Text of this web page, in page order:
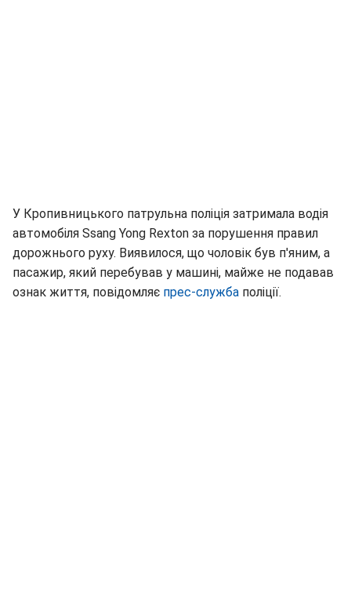
У Кропивницького патрульна поліція затримала водія
автомобіля Ssang Yong Rexton за порушення правил
дорожнього руху. Виявилося, що чоловік був п'яним, а
пасажир, який перебував у машині, майже не подавав
ознак життя, повідомляє прес-служба поліції.